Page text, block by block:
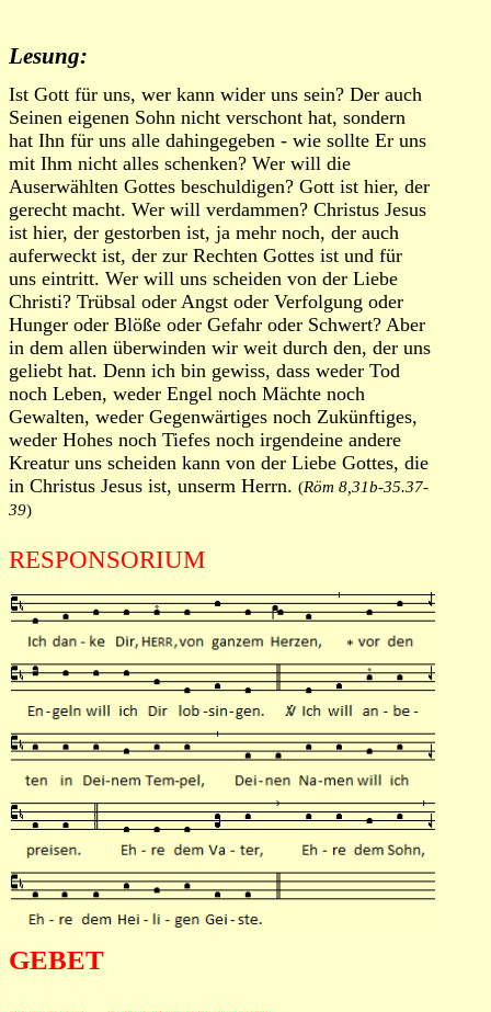
Lesung:
Ist Gott für uns, wer kann wider uns sein? Der auch
Seinen eigenen Sohn nicht verschont hat, sondern
hat Ihn für uns alle dahingegeben - wie sollte Er uns
mit Ihm nicht alles schenken? Wer will die
Auserwählten Gottes beschuldigen? Gott ist hier, der
gerecht macht. Wer will verdammen? Christus Jesus
ist hier, der gestorben ist, ja mehr noch, der auch
auferweckt ist, der zur Rechten Gottes ist und für
uns eintritt. Wer will uns scheiden von der Liebe
Christi? Trübsal oder Angst oder Verfolgung oder
Hunger oder Blöße oder Gefahr oder Schwert? Aber
in dem allen überwinden wir weit durch den, der uns
geliebt hat. Denn ich bin gewiss, dass weder Tod
noch Leben, weder Engel noch Mächte noch
Gewalten, weder Gegenwärtiges noch Zukünftiges,
weder Hohes noch Tiefes noch irgendeine andere
Kreatur uns scheiden kann von der Liebe Gottes, die
in Christus Jesus ist, unserm Herrn. (Röm 8,31b-35.37-
39)
RESPONSORIUM
GEBET